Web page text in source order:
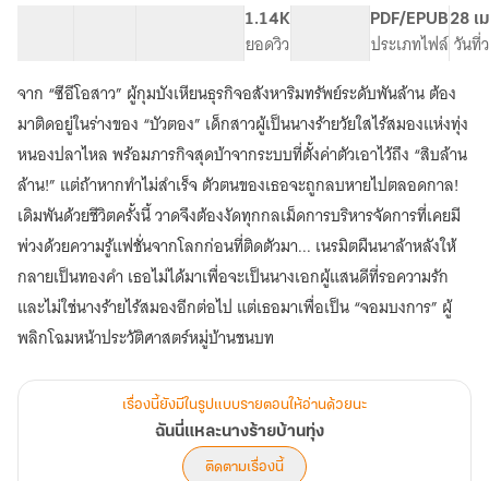
นี่
แหละ
นาง
ร้าย
บ้าน
ทุ่ง
1.14K
ยอดวิว
PDF/EPUB
ประเภทไฟล์
28 เ
วันที่
จาก “ซีอีโอสาว” ผู้กุมบังเหียนธุรกิจอสังหาริมทรัพย์ระดับพันล้าน ต้อง
มาติดอยู่ในร่างของ “บัวตอง” เด็กสาวผู้เป็นนางร้ายวัยใสไร้สมองแห่งทุ่ง
หนองปลาไหล พร้อมภารกิจสุดบ้าจากระบบที่ตั้งค่าตัวเอาไว้ถึง “สิบล้าน
ล้าน!” แต่ถ้าหากทำไม่สำเร็จ ตัวตนของเธอจะถูกลบหายไปตลอดกาล!
เดิมพันด้วยชีวิตครั้งนี้ วาดจึงต้องงัดทุกกลเม็ดการบริหารจัดการที่เคยมี
พ่วงด้วยความรู้แฟชั่นจากโลกก่อนที่ติดตัวมา... เนรมิตผืนนาล้าหลังให้
กลายเป็นทองคำ เธอไม่ได้มาเพื่อจะเป็นนางเอกผู้แสนดีที่รอความรัก
และไม่ใช่นางร้ายไร้สมองอีกต่อไป แต่เธอมาเพื่อเป็น “จอมบงการ” ผู้
เรื่องนี้ยังมีในรูปแบบรายตอนให้อ่านด้วยนะ
ฉันนี่แหละนางร้ายบ้านทุ่ง
ติดตามเรื่องนี้